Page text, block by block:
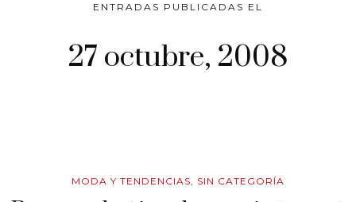
ENTRADAS PUBLICADAS EL
27 octubre, 2008
MODA Y TENDENCIAS, SIN CATEGORÍA